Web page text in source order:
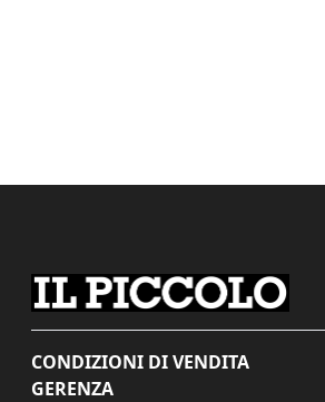
CONDIZIONI DI VENDITA
GERENZA